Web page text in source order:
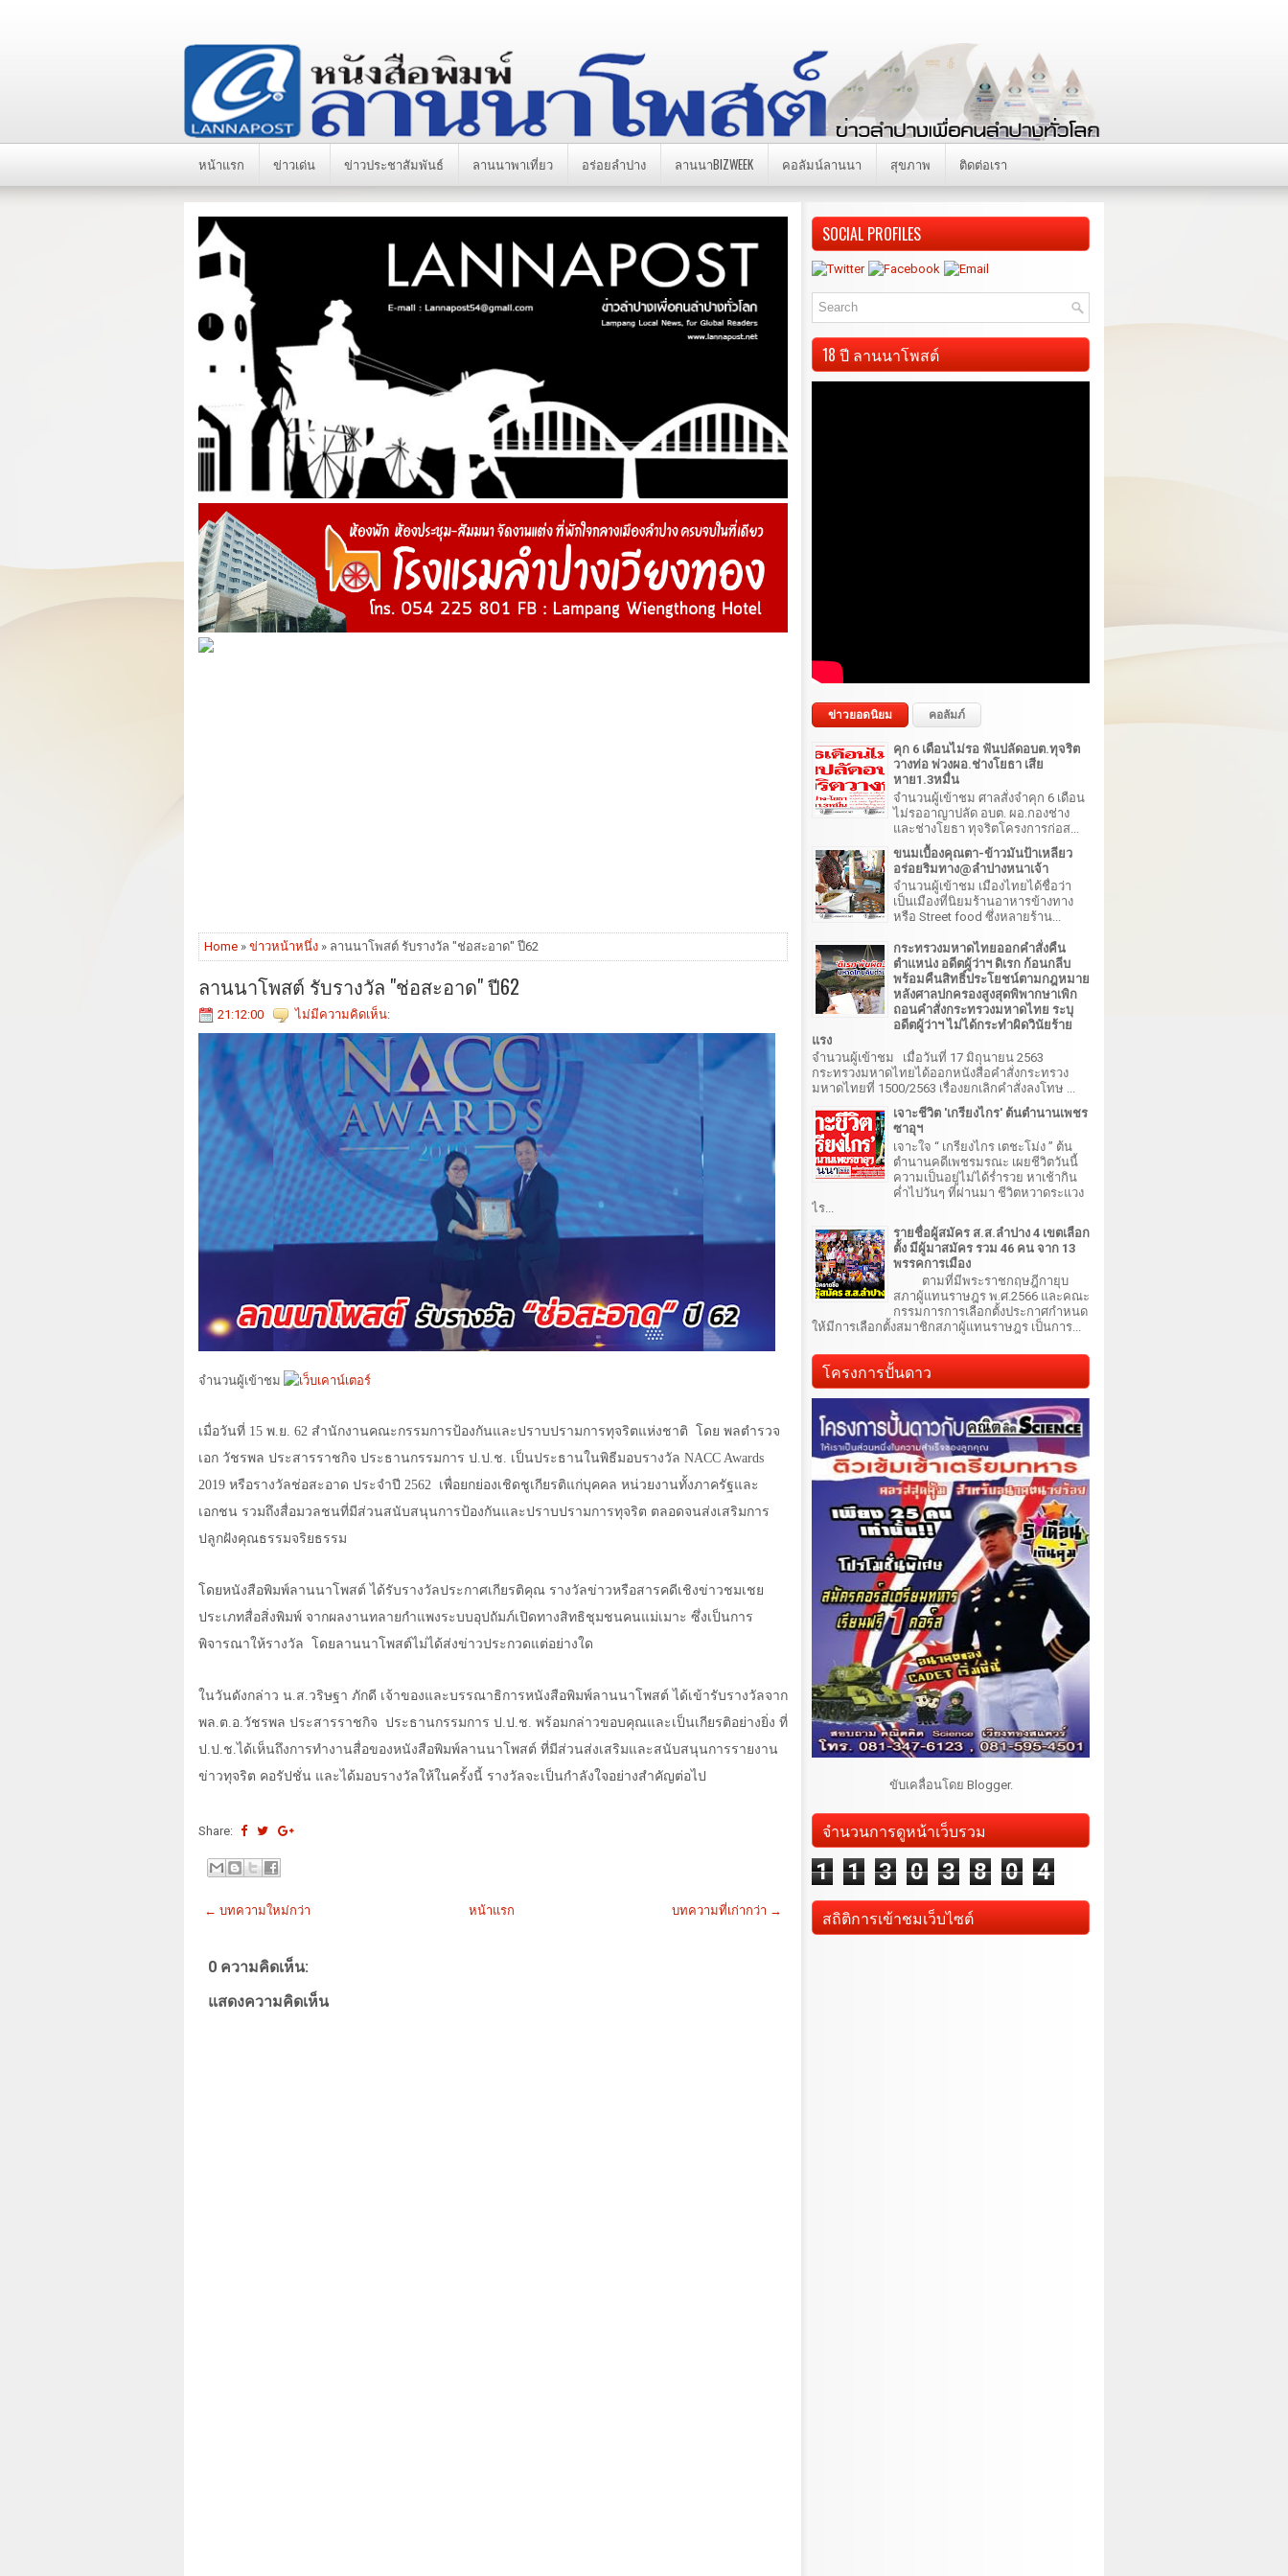
หน้าแรก ข่าวเด่น ข่าวประชาสัมพันธ์ ลานนาพาเที่ยว อร่อยลำปาง ลานนาBIZWEEK คอลัมน์ลานนา สุขภาพ ติดต่อเรา
Home » ข่าวหน้าหนึ่ง » ลานนาโพสต์ รับรางวัล "ช่อสะอาด" ปี62
ลานนาโพสต์ รับรางวัล "ช่อสะอาด" ปี62
21:12:00 ไม่มีความคิดเห็น:
จำนวนผู้เข้าชม
เมื่อวันที่ 15 พ.ย. 62 สำนักงานคณะกรรมการป้องกันและปราบปรามการทุจริตแห่งชาติ
โดย พลตำรวจ
เอก วัชรพล ประสารราชกิจ ประธานกรรมการ ป.ป.ช. เป็นประธานในพิธีมอบรางวัล NACC Awards
2019 หรือรางวัลช่อสะอาด ประจำปี 2562 เพื่อยกย่องเชิดชูเกียรติแก่บุคคล หน่วยงานทั้งภาครัฐและ
เอกชน รวมถึงสื่อมวลชนที่มีส่วนสนับสนุนการป้องกันและปราบปรามการทุจริต ตลอดจนส่งเสริมการ
ปลูกฝังคุณธรรมจริยธรรม
โดยหนังสือพิมพ์ลานนาโพสต์ ได้รับรางวัลประกาศเกียรติคุณ รางวัลข่าวหรือสารคดีเชิงข่าวชมเชย
ประเภทสื่อสิ่งพิมพ์ จากผลงานทลายกำแพงระบบอุปถัมภ์เปิดทางสิทธิชุมชนคนแม่เมาะ ซึ่งเป็นการ
พิจารณาให้รางวัล
โดยลานนาโพสต์ไม่ได้ส่งข่าวประกวดแต่อย่างใด
ในวันดังกล่าว น.ส.วริษฐา ภักดี เจ้าของและบรรณาธิการหนังสือพิมพ์ลานนาโพสต์ ได้เข้ารับรางวัลจาก
พล.ต.อ.วัชรพล ประสารราชกิจ ประธานกรรมการ ป.ป.ช. พร้อมกล่าวขอบคุณและเป็นเกียรติอย่างยิ่ง ที่
ป.ป.ช.ได้เห็นถึงการทำงานสื่อของหนังสือพิมพ์ลานนาโพสต์ ที่มีส่วนส่งเสริมและสนับสนุนการรายงาน
ข่าวทุจริต คอรัปชั่น และได้มอบรางวัลให้ในครั้งนี้ รางวัลจะเป็นกำลังใจอย่างสำคัญต่อไป
Share:
← บทความใหม่กว่า บทความที่เก่ากว่า →
หน้าแรก
0 ความคิดเห็น:
แสดงความคิดเห็น
SOCIAL PROFILES
18 ปี ลานนาโพสต์
ข่าวยอดนิยม คอลัมภ์
คุก 6 เดือนไม่รอ ฟันปลัดอบต.ทุจริต
วางท่อ พ่วงผอ.ช่างโยธา เสีย
หาย1.3หมื่น
จำนวนผู้เข้าชม ศาลสั่งจำคุก 6 เดือน
ไม่รออาญาปลัด อบต. ผอ.กองช่าง
และช่างโยธา ทุจริตโครงการก่อส...
ขนมเบื้องคุณตา-ข้าวมันป้าเหลียว
อร่อยริมทาง@ลำปางหนาเจ้า
จำนวนผู้เข้าชม เมืองไทยได้ชื่อว่า
เป็นเมืองที่นิยมร้านอาหารข้างทาง
หรือ Street food ซึ่งหลายร้าน...
กระทรวงมหาดไทยออกคำสั่งคืน
ตำแหน่ง อดีตผู้ว่าฯ ดิเรก ก้อนกลีบ
พร้อมคืนสิทธิ์ประโยชน์ตามกฎหมาย
หลังศาลปกครองสูงสุดพิพากษาเพิก
ถอนคำสั่งกระทรวงมหาดไทย ระบุ
อดีตผู้ว่าฯ ไม่ได้กระทำผิดวินัยร้าย
แรง
จำนวนผู้เข้าชม เมื่อวันที่ 17 มิถุนายน 2563
กระทรวงมหาดไทยได้ออกหนังสือคำสั่งกระทรวง
มหาดไทยที่ 1500/2563 เรื่องยกเลิกคำสั่งลงโทษ ...
เจาะชีวิต 'เกรียงไกร' ต้นตำนานเพชร
ซาอุฯ
เจาะใจ “ เกรียงไกร เตชะโม่ง ” ต้น
ตำนานคดีเพชรมรณะ เผยชีวิตวันนี้
ความเป็นอยู่ไม่ได้ร่ำรวย หาเช้ากิน
ค่ำไปวันๆ ที่ผ่านมา ชีวิตหวาดระแวง
ไร...
รายชื่อผู้สมัคร ส.ส.ลำปาง 4 เขตเลือก
ตั้ง มีผู้มาสมัคร รวม 46 คน จาก 13
พรรคการเมือง
ตามที่มีพระราชกฤษฎีกายุบ
สภาผู้แทนราษฎร พ.ศ.2566 และคณะ
กรรมการการเลือกตั้งประกาศกำหนด
ให้มีการเลือกตั้งสมาชิกสภาผู้แทนราษฎร เป็นการ...
โครงการปั้นดาว
ขับเคลื่อนโดย Blogger.
จำนวนการดูหน้าเว็บรวม
1 1 3 0 3 8 0 4
สถิติการเข้าชมเว็บไซต์